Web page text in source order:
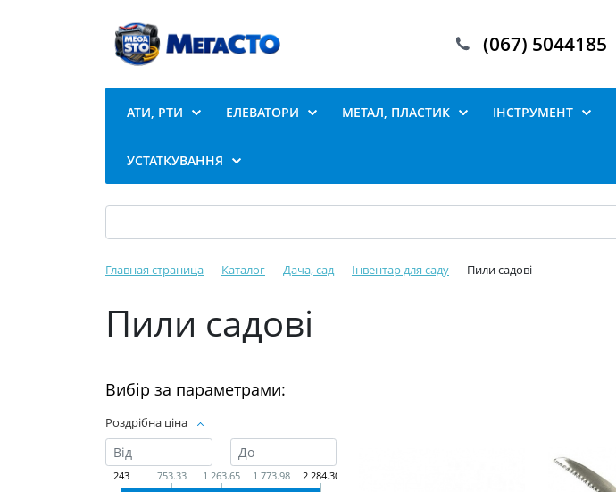
(067) 5044185
АТИ, РТИ ЕЛЕВАТОРИ МЕТАЛ, ПЛАСТИК ІНСТРУМЕНТ
УСТАТКУВАННЯ
Главная страница Каталог Дача, сад Інвентар для саду Пили садові
Пили садові
Вибір за параметрами:
Роздрібна ціна
243 753.33 1 263.65 1 773.98 2 284.30